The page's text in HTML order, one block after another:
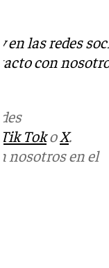
en las redes
con
Tik TokoX.
nosotros en el